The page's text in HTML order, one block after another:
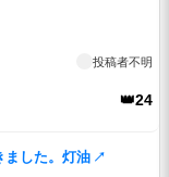
投稿者不明
👑24
ました。灯油 ↗